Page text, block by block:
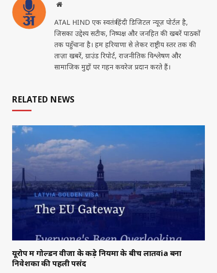
Website
ATAL HIND एक स्वतंत्र हिंदी डिजिटल न्यूज़ पोर्टल है,
जिसका उद्देश्य सटीक, निष्पक्ष और जनहित की खबरें पाठकों
तक पहुँचाना है। हम हरियाणा से लेकर राष्ट्रीय स्तर तक की
ताज़ा खबरें, ग्राउंड रिपोर्ट, राजनीतिक विश्लेषण और
सामाजिक मुद्दों पर गहन कवरेज प्रदान करते हैं।
RELATED NEWS
यूरोप में गोल्डन वीजा के कड़े नियमों के बीच लातवia बना
निवेशकों की पहली पसंद